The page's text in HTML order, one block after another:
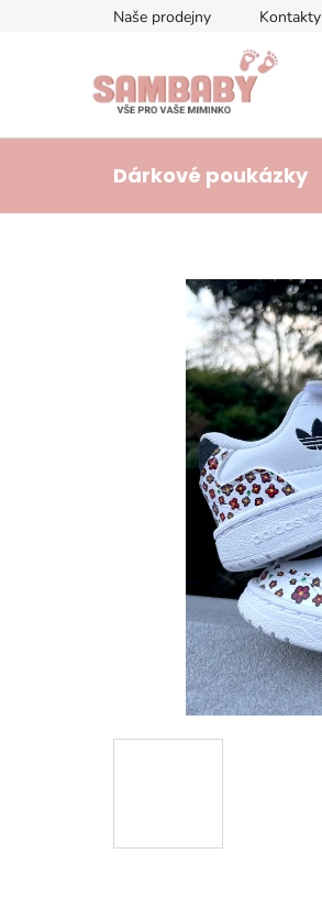
Naše prodejny Kontakty
Dárkové poukázky